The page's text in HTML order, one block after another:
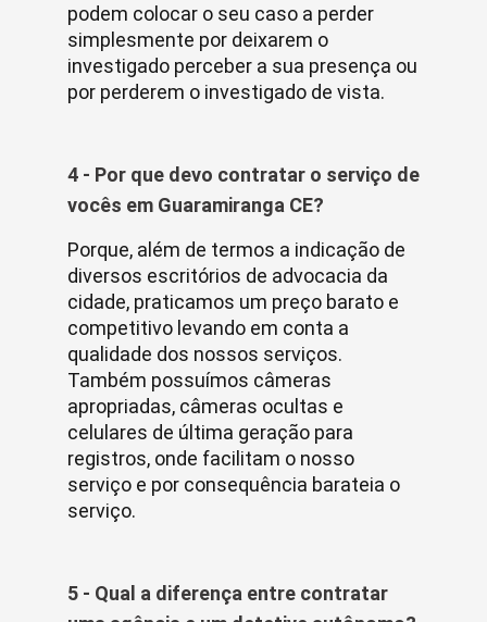
podem colocar o seu caso a perder
simplesmente por deixarem o
investigado perceber a sua presença ou
por perderem o investigado de vista.
4 - Por que devo contratar o serviço de
vocês em Guaramiranga CE?
Porque, além de termos a indicação de
diversos escritórios de advocacia da
cidade, praticamos um preço barato e
competitivo levando em conta a
qualidade dos nossos serviços.
Também possuímos câmeras
apropriadas, câmeras ocultas e
celulares de última geração para
registros, onde facilitam o nosso
serviço e por consequência barateia o
serviço.
5 - Qual a diferença entre contratar